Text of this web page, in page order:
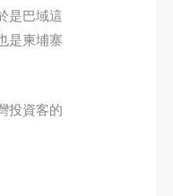
是巴域這
是柬埔寨
投資客的